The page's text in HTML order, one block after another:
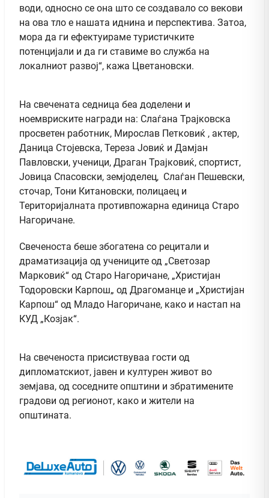
води, односно се она што се создавало со векови
на ова тло е нашата иднина и перспектива. Затоа,
мора да ги ефектуираме туристичките
потенцијали и да ги ставиме во служба на
локалниот развој“, кажа Цветановски.
На свечената седница беа доделени и
ноемвриските награди на: Слаѓана Трајковска
просветен работник, Мирослав Петковиќ , актер,
Даница Стојевска, Тереза Јовиќ и Дамјан
Павловски, ученици, Драган Трајковиќ, спортист,
Јовица Спасовски, земјоделец, Слаѓан Пешевски,
сточар, Тони Китановски, полицаец и
Територијалната противпожарна единица Старо
Нагоричане.
Свеченоста беше збогатена со рецитали и
драматизација од учениците од „Светозар
Марковиќ“ од Старо Нагоричане, „Христијан
Тодоровски Карпош„ од Драгоманце и „Христијан
Карпош“ од Младо Нагоричане, како и настап на
КУД „Козјак“.
На свеченоста присиствуваа гости од
дипломатскиот, јавен и културен живот во
земјава, од соседните општини и збратимените
градови од регионот, како и жители на
општината.